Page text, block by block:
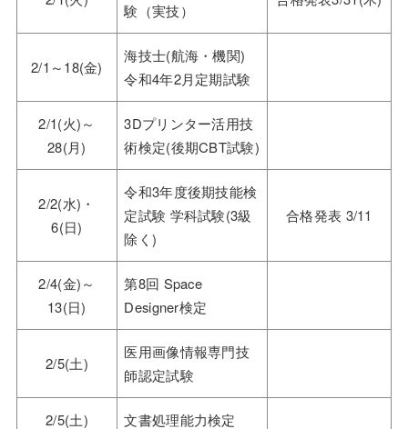
験（実技）
2/1～18(金)
海技士(航海・機関)
令和4年2月定期試験
2/1(火)～
28(月)
3Dプリンター活用技
術検定(後期CBT試験)
2/2(水)・
6(日)
令和3年度後期技能検
定試験 学科試験(3級
除く)
合格発表 3/11
2/4(金)～
13(日)
第8回 Space
Designer検定
2/5(土)
医用画像情報専門技
師認定試験
2/5(土) 文書処理能力検定